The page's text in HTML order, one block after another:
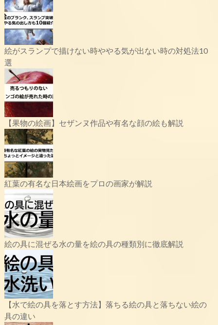
絵がスランプで描けない時ややる気が出ない時の対処法10
選
【果物の絵画】セザンヌ作品や有名な顔の絵も解説
紅葉の有名な日本絵画をプロの画家が解説
絵の具に混ぜる水の量を絵の具の種類別に徹底解説
【水で絵の具を落とす方法】落ちる絵の具と落ちない絵の
具の違い